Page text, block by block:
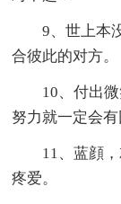
9、世上本没
合彼此的对方。
10、付出微
努力就一定会有
11、蓝顔，
疼爱。